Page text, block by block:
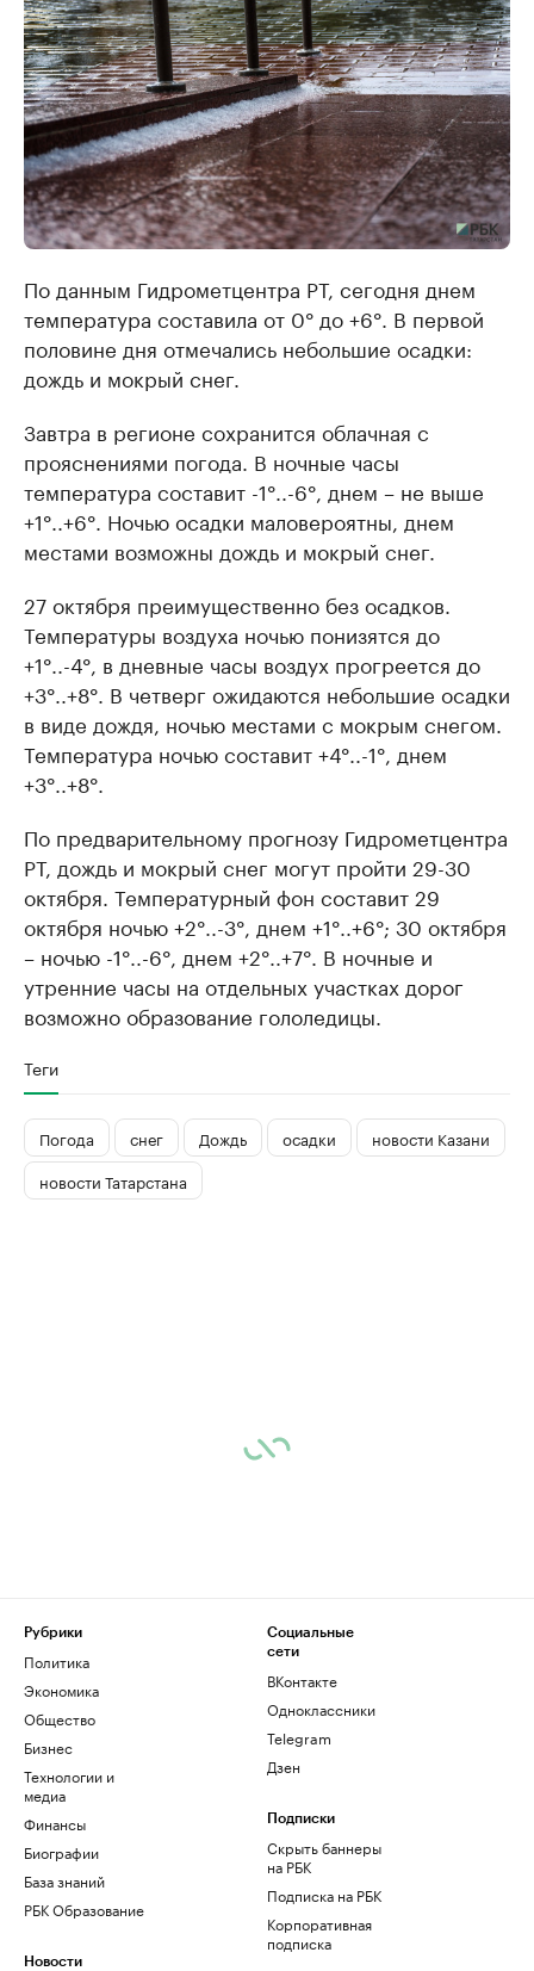
По данным Гидрометцентра РТ, сегодня днем
температура составила от 0° до +6°. В первой
половине дня отмечались небольшие осадки:
дождь и мокрый снег.
Завтра в регионе сохранится облачная с
прояснениями погода. В ночные часы
температура составит -1°..-6°, днем – не выше
+1°..+6°. Ночью осадки маловероятны, днем
местами возможны дождь и мокрый снег.
27 октября преимущественно без осадков.
Температуры воздуха ночью понизятся до
+1°..-4°, в дневные часы воздух прогреется до
+3°..+8°. В четверг ожидаются небольшие осадки
в виде дождя, ночью местами с мокрым снегом.
Температура ночью составит +4°..-1°, днем
+3°..+8°.
По предварительному прогнозу Гидрометцентра
РТ, дождь и мокрый снег могут пройти 29-30
октября. Температурный фон составит 29
октября ночью +2°..-3°, днем +1°..+6°; 30 октября
– ночью -1°..-6°, днем +2°..+7°. В ночные и
утренние часы на отдельных участках дорог
возможно образование гололедицы.
Теги
Погода снег Дождь осадки
новости Казани
новости Татарстана
Рубрики
Политика
Экономика
Общество
Бизнес
Технологии и
медиа
Финансы
Биографии
База знаний
РБК Образование
Новости
Социальные
сети
ВКонтакте
Одноклассники
Telegram
Дзен
Подписки
Скрыть баннеры
на РБК
Подписка на РБК
Корпоративная
подписка